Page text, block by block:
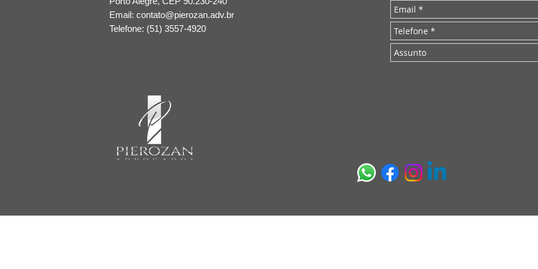
Email: contato@pierozan.adv.br
Telefone: (51) 3557-4920